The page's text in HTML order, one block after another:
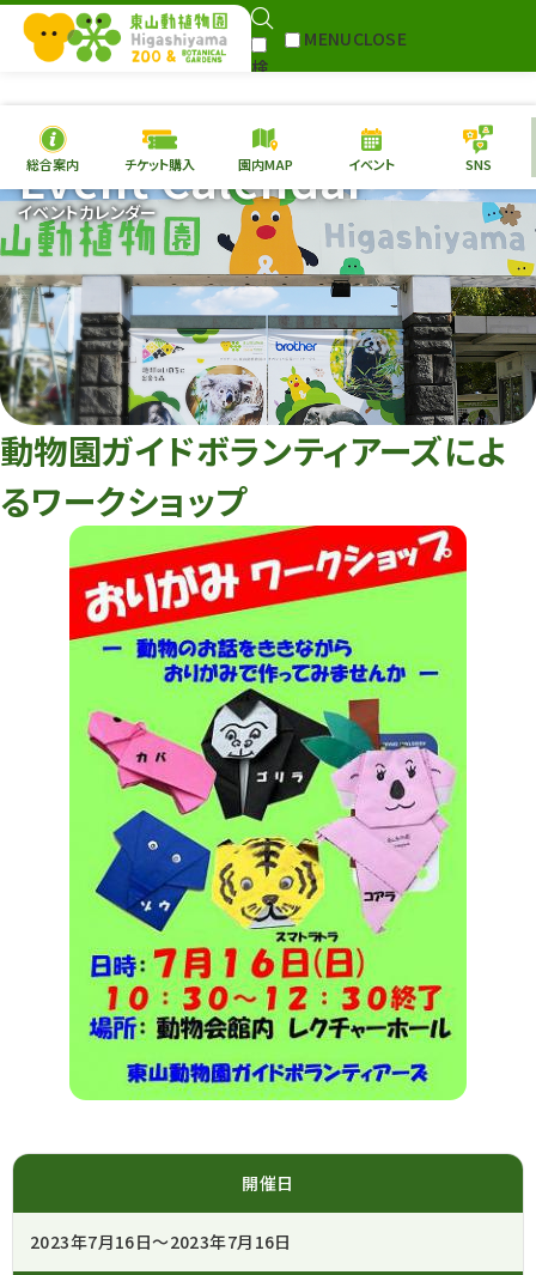
検
MENUCLOSE
本日の開園情報 チケ
園内MAP イベント
総合案内
動物園 植物園
再生プラン
東山動植物園
への支援
環境教育
Follow
総合案内 チケット購入 園内MAP イベント SNS
イベントカレンダー
Event Calendar
動物園ガイドボランティアーズによ
るワークショップ
開催日
2023年7月16日～2023年7月16日